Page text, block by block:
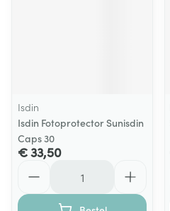
Isdin
Isdin Fotoprotector Sunisdin
Caps 30
€ 33,50